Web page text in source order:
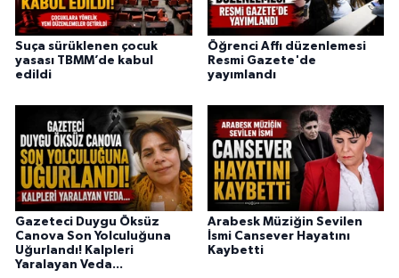
Suça sürüklenen çocuk
yasası TBMM’de kabul
edildi
Öğrenci Affı düzenlemesi
Resmi Gazete'de
yayımlandı
Gazeteci Duygu Öksüz
Canova Son Yolculuğuna
Uğurlandı! Kalpleri
Yaralayan Veda...
Arabesk Müziğin Sevilen
İsmi Cansever Hayatını
Kaybetti